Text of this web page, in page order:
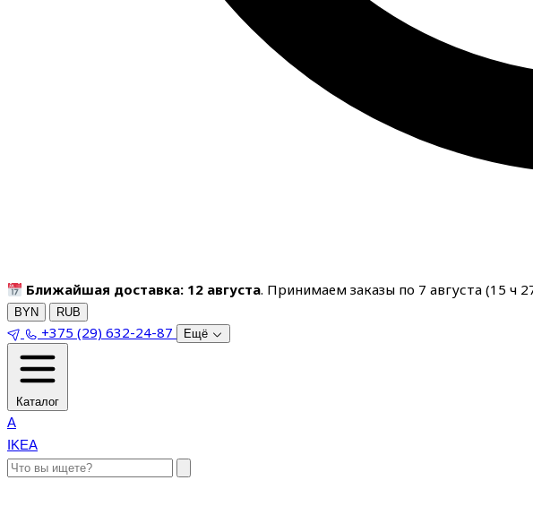
Ближайшая доставка: 12 августа. Принимаем заказы по 7 августа (15 ч
BYN RUB
+375 (29) 632-24-87 Ещё
Каталог
A
IKEA